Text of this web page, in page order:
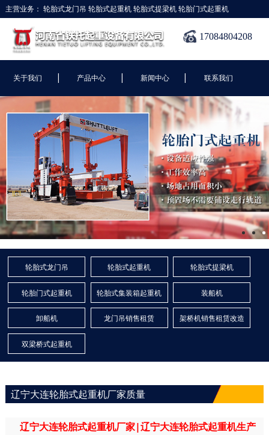
主营业务： 轮胎式龙门吊 轮胎式起重机轮胎式提梁机轮胎门式起重机
17084804208
关于我们 | 产品中心 | 新闻中心 | 联系我们
轮胎式龙门吊 轮胎式起重机 轮胎式提梁机
轮胎门式起重机 轮胎式集装箱起重机 装船机
卸船机 龙门吊销售租赁 架桥机销售租赁改造
双梁桥式起重机
辽宁大连轮胎式起重机厂家质量
辽宁大连轮胎式起重机厂家|辽宁大连轮胎式起重机生产